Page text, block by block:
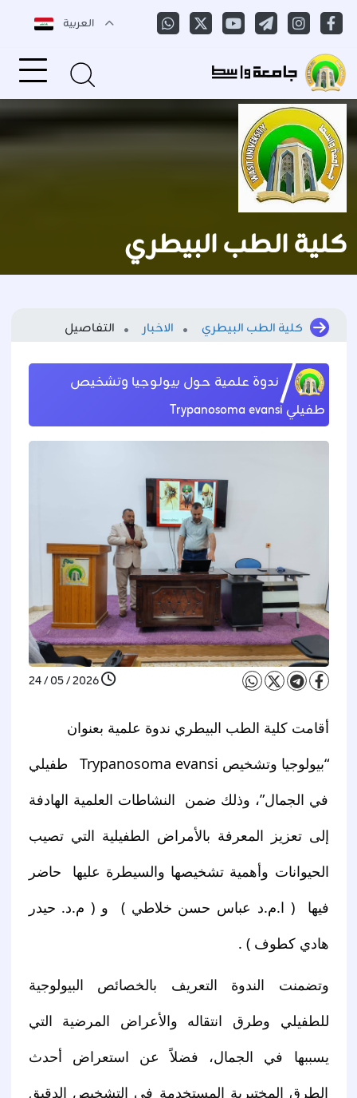
العربية
كلية الطب البيطري
كلية الطب البيطري الاخبار التفاصيل
ندوة علمية حول بيولوجيا وتشخيص
طفيلي Trypanosoma evansi
2026 / 05 / 24
أقامت كلية الطب البيطري ندوة علمية بعنوان
هادي كطوف ) .